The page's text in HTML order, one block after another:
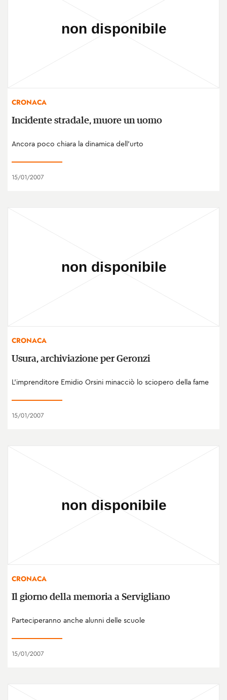
CRONACA
Incidente stradale, muore un uomo
Ancora poco chiara la dinamica dell'urto
15/01/2007
CRONACA
Usura, archiviazione per Geronzi
L'imprenditore Emidio Orsini minacciò lo sciopero della fame
15/01/2007
CRONACA
Il giorno della memoria a Servigliano
Parteciperanno anche alunni delle scuole
15/01/2007